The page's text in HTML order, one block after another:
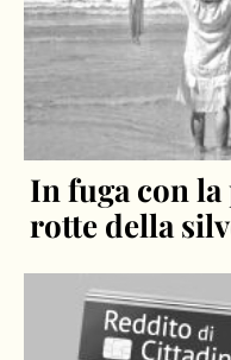
In fuga con
rotte della